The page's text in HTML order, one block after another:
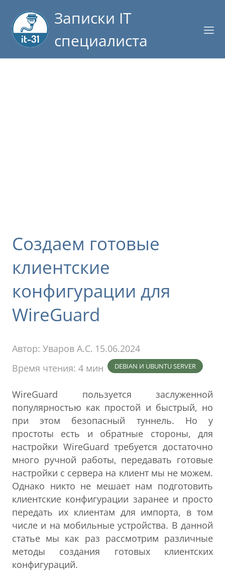
Записки IT
специалиста
Создаем готовые
клиентские
конфигурации для
WireGuard
Автор: Уваров А.С. 15.06.2024
Время чтения: 4 мин
DEBIAN И UBUNTU SERVER
WireGuard пользуется заслуженной
популярностью как простой и быстрый, но
при этом безопасный туннель. Но у
простоты есть и обратные стороны, для
настройки WireGuard требуется достаточно
много ручной работы, передавать готовые
настройки с сервера на клиент мы не можем.
Однако никто не мешает нам подготовить
клиентские конфигурации заранее и просто
передать их клиентам для импорта, в том
числе и на мобильные устройства. В данной
статье мы как раз рассмотрим различные
методы создания готовых клиентских
конфигураций.